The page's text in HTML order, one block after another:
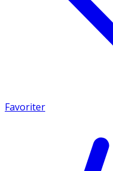
Favoriter